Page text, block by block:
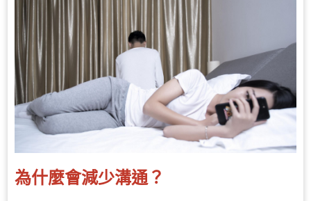
為什麼會減少溝通？